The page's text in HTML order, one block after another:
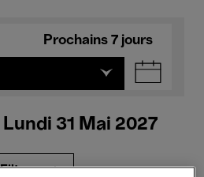
Prochains 7 jours
31 Mai 2027
Filtres